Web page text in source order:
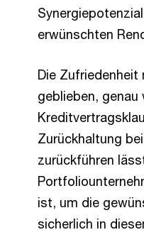
erwünschten
Die
geblieben, genau
Zurückhaltung
zurückführen
ist, um die
sicherlich in